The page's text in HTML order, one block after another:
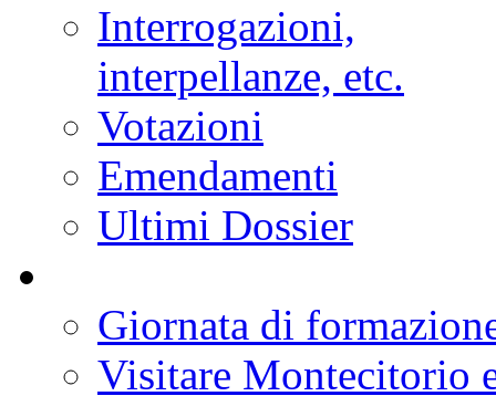
Interrogazioni,
interpellanze, etc.
Votazioni
Emendamenti
Ultimi Dossier
Giornata di
Visitare Montecitorio